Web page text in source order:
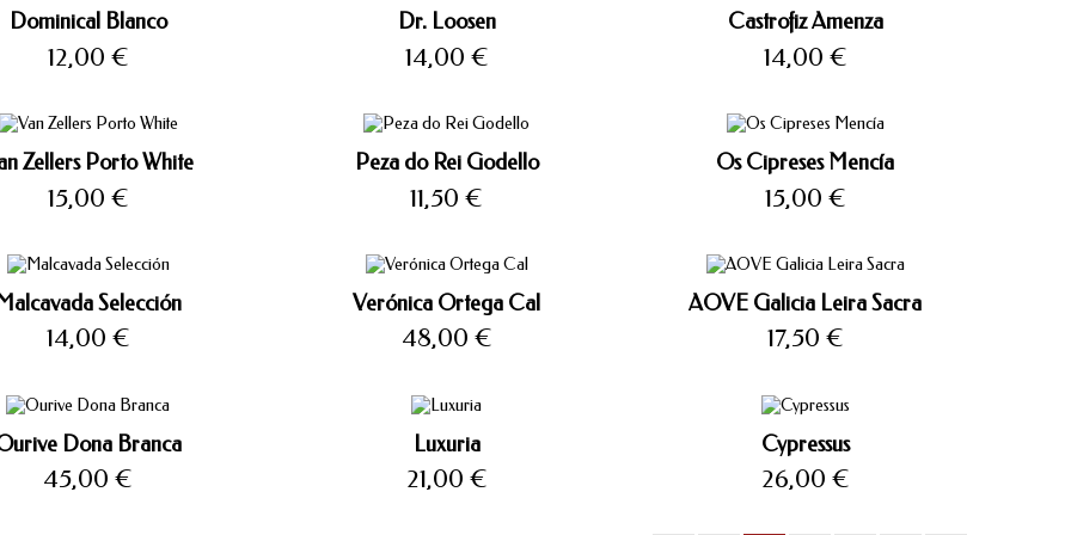
Dominical Blanco
Precio
12,00 €
Dr. Loosen
Precio
14,00 €
Castrofiz Amenza
Precio
14,00 €
Zellers Porto White
Precio
15,00 €
Peza do Rei Godello
Precio
11,50 €
Os Cipreses Mencía
Precio
15,00 €
Selección
Precio
14,00 €
Verónica Ortega Cal
Precio
48,00 €
AOVE Galicia Leira Sacra
Precio
17,50 €
Dona Branca
Precio
45,00 €
Luxuria
Precio
21,00 €
Cypressus
Precio
26,00 €